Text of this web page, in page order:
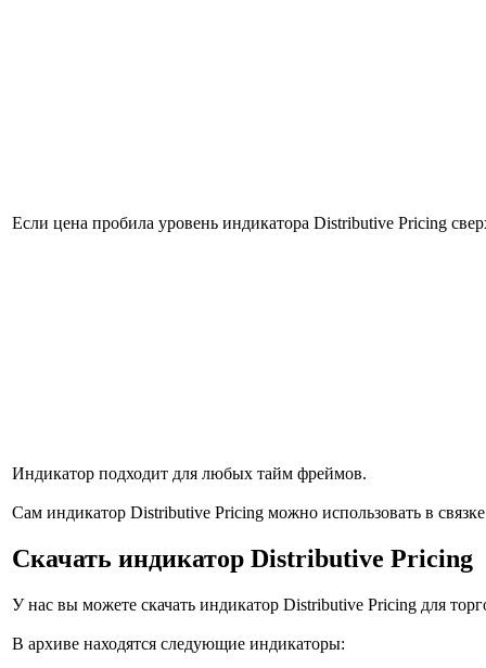
Если цена пробила уровень индикатора Distributive Pricing
Индикатор подходит для любых тайм фреймов.
Сам индикатор Distributive Pricing можно использовать в
Скачать индикатор Distributive Pricing
У нас вы можете скачать индикатор Distributive Pricing для
В архиве находятся следующие индикаторы: